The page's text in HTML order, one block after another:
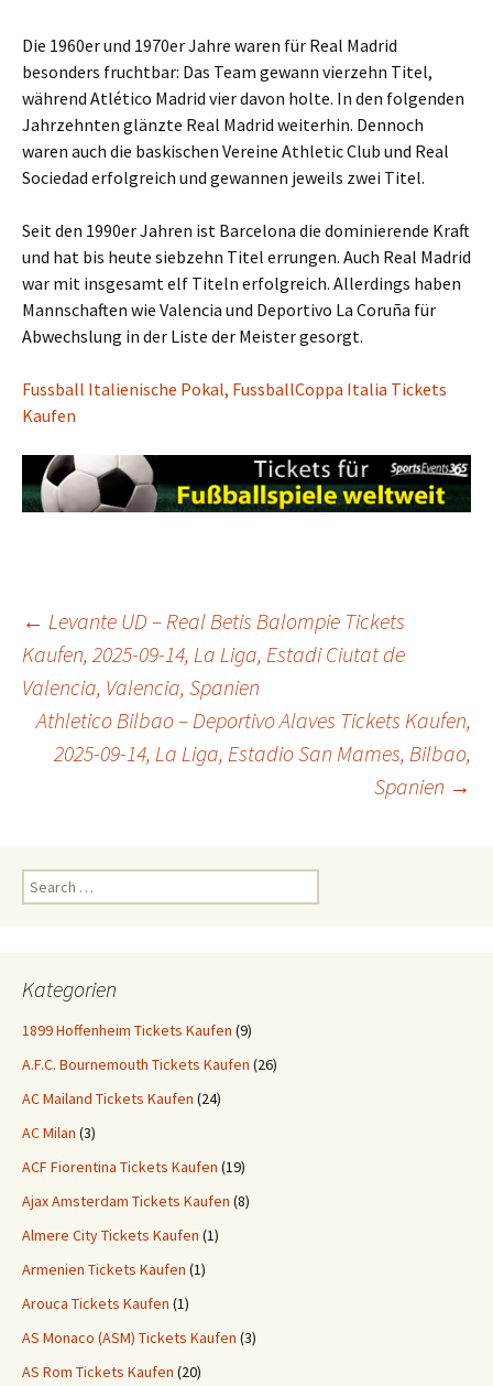
Die 1960er und 1970er Jahre waren für Real Madrid
besonders fruchtbar: Das Team gewann vierzehn Titel,
während Atlético Madrid vier davon holte. In den folgenden
Jahrzehnten glänzte Real Madrid weiterhin. Dennoch
waren auch die baskischen Vereine Athletic Club und Real
Sociedad erfolgreich und gewannen jeweils zwei Titel.
Seit den 1990er Jahren ist Barcelona die dominierende Kraft
und hat bis heute siebzehn Titel errungen. Auch Real Madrid
war mit insgesamt elf Titeln erfolgreich. Allerdings haben
Mannschaften wie Valencia und Deportivo La Coruña für
Abwechslung in der Liste der Meister gesorgt.
Fussball Italienische Pokal, FussballCoppa Italia Tickets
Kaufen
Post
navigation
← Levante UD – Real Betis Balompie Tickets
Kaufen, 2025-09-14, La Liga, Estadi Ciutat de
Valencia, Valencia, Spanien
Athletico Bilbao – Deportivo Alaves Tickets Kaufen,
2025-09-14, La Liga, Estadio San Mames, Bilbao,
Spanien →
Search
for:
Kategorien
1899 Hoffenheim Tickets Kaufen (9)
A.F.C. Bournemouth Tickets Kaufen (26)
AC Mailand Tickets Kaufen (24)
AC Milan (3)
ACF Fiorentina Tickets Kaufen (19)
Ajax Amsterdam Tickets Kaufen (8)
Almere City Tickets Kaufen (1)
Armenien Tickets Kaufen (1)
Arouca Tickets Kaufen (1)
AS Monaco (ASM) Tickets Kaufen (3)
AS Rom Tickets Kaufen (20)